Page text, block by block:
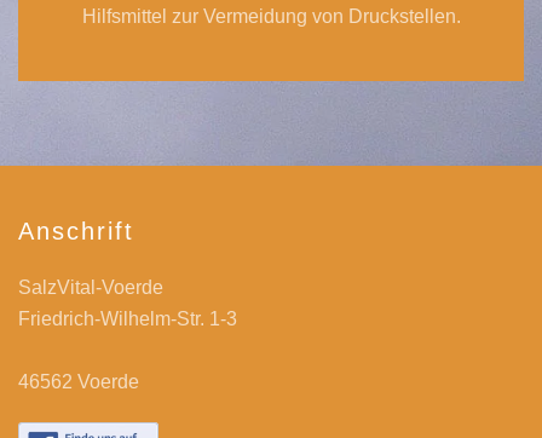
Hilfsmittel zur Vermeidung von Druckstellen.
Anschrift
SalzVital-Voerde
Friedrich-Wilhelm-Str. 1-3
46562 Voerde